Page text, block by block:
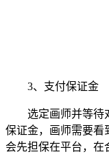
3、支付保证金
选定画师并等待对
保证金，画师需要看
会先担保在平台，在